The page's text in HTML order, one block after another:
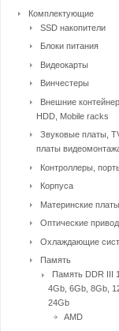
Комплектующие
SSD накопители
Блоки питания
Видеокарты
Винчестеры
Внешние
HDD, Mobile racks
Звуковые платы,
платы
Контроллеры,
Корпуса
Материнские платы
Оптические
Охлаждающие
Память
Память DDR III
4Gb, 6Gb, 8Gb,
24Gb
AMD